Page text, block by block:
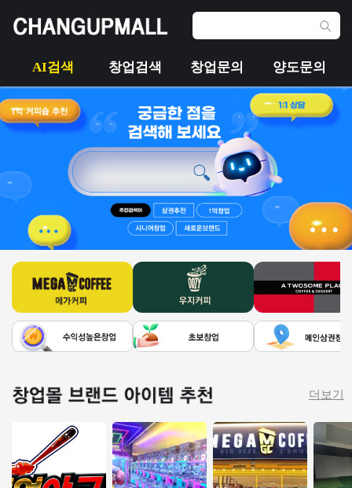
AI검색 창업검색 창업문의 양도문의
더보기